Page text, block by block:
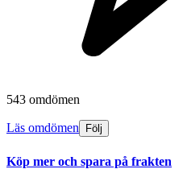
543 omdömen
Läs omdömen Följ
Köp mer och spara på frakten